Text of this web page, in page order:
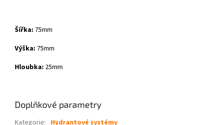
Šířka: 75mm
Výška: 75mm
Hloubka: 25mm
Doplňkové parametry
Kategorie: Hydrantové systémy